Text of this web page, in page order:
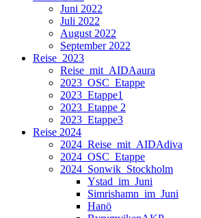
Juni 2022
Juli 2022
August 2022
September 2022
Reise_2023
Reise_mit_AIDAaura
2023_OSC_Etappe
2023_Etappe1
2023_Etappe 2
2023_Etappe3
Reise 2024
2024_Reise_mit_AIDAdiva
2024_OSC_Etappe
2024_Sonwik_Stockholm
Ystad_im_Juni
Simrishamn_im_Juni
Hanö